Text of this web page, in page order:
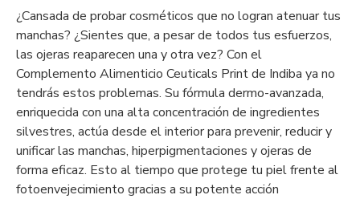
¿Cansada de probar cosméticos que no logran atenuar tus
manchas? ¿Sientes que, a pesar de todos tus esfuerzos,
las ojeras reaparecen una y otra vez? Con el
Complemento Alimenticio Ceuticals Print de Indiba ya no
tendrás estos problemas. Su fórmula dermo-avanzada,
enriquecida con una alta concentración de ingredientes
silvestres, actúa desde el interior para prevenir, reducir y
unificar las manchas, hiperpigmentaciones y ojeras de
forma eficaz. Esto al tiempo que protege tu piel frente al
fotoenvejecimiento gracias a su potente acción